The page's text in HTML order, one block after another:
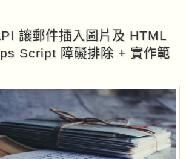
讓郵件插入圖片及 HTML
Script 障礙排除 + 實作範